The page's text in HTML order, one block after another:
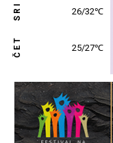
SRI 27/31℃
ČET 26/28℃